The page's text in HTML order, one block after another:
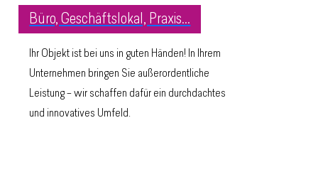
Büro, Geschäftslokal, Praxis...
Ihr Objekt ist bei uns in guten Händen! In Ihrem
Unternehmen bringen Sie außerordentliche
Leistung – wir schaffen dafür ein durchdachtes
und innovatives Umfeld.